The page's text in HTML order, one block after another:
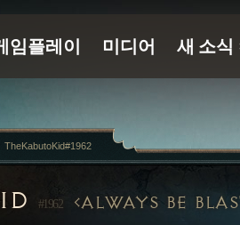
#1962 ALWAYS BE
TheKabutoKid#1962